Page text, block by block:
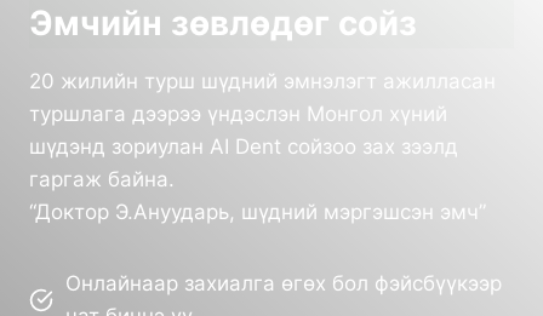
Эмчийн зөвлөдөг сойз
20 жилийн турш шүдний эмнэлэгт ажилласан
туршлага дээрээ үндэслэн Монгол хүний
шүдэнд зориулан AI Dent сойзоо зах зээлд
гаргаж байна.
“Доктор Э.Ануударь, шүдний мэргэшсэн эмч”
Онлайнаар захиалга өгөх бол фэйсбүүкээр